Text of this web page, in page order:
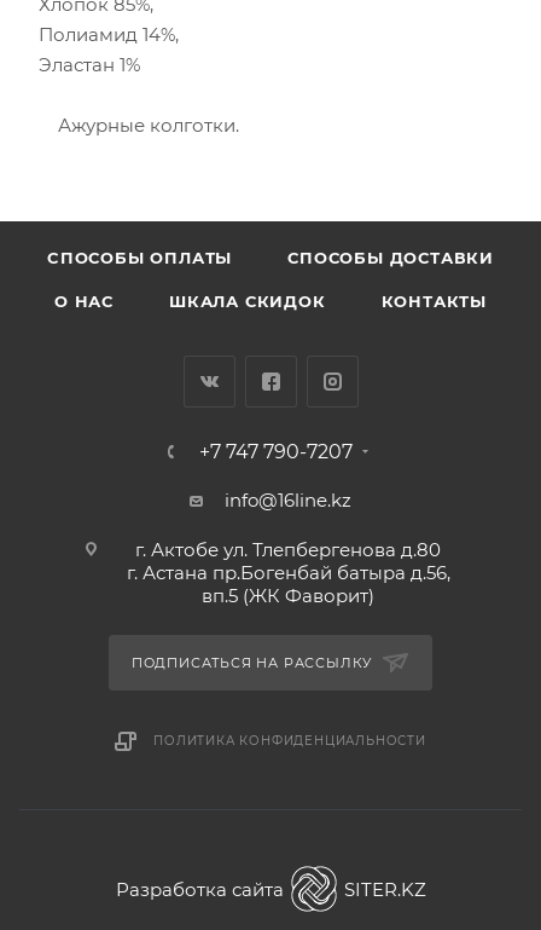
Полиамид 14%,
Эластан 1%
Ажурные колготки.
CПОСОБЫ ОПЛАТЫ СПОСОБЫ ДОСТАВКИ
О НАС ШКАЛА СКИДОК КОНТАКТЫ
+7 747 790-7207
info@16line.kz
г. Актобе ул. Тлепбергенова д.80
г. Астана пр.Богенбай батыра д.56,
вп.5 (ЖК Фаворит)
ПОДПИСАТЬСЯ НА РАССЫЛКУ
ПОЛИТИКА КОНФИДЕНЦИАЛЬНОСТИ
Разработка сайта SITER.KZ